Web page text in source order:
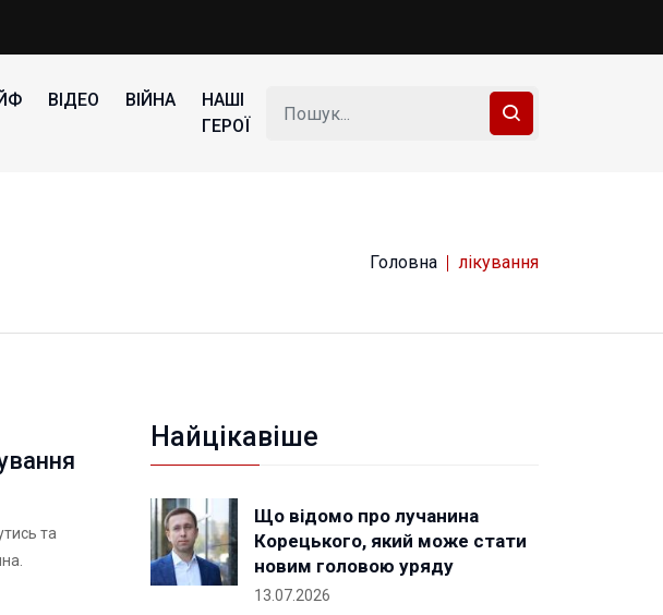
ВІДЕО ВІЙНА
НАШІ
ГЕРОЇ
Головна лікування
та
Найцікавіше
Що відомо про лучанина
Корецького, який може стати
новим головою уряду
13.07.2026